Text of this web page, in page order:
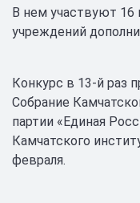
В нем участвуют 16
учреждений
Конкурс в 13-й раз
Собрание
партии «Единая
Камчатского
февраля.